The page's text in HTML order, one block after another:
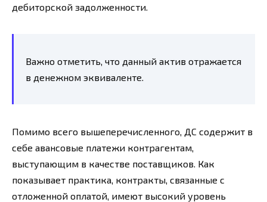
дебиторской задолженности.
Важно отметить, что данный актив отражается
в денежном эквиваленте.
Помимо всего вышеперечисленного, ДС содержит в
себе авансовые платежи контрагентам,
выступающим в качестве поставщиков. Как
показывает практика, контракты, связанные с
отложенной оплатой, имеют высокий уровень